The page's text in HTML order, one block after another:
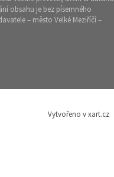
obsahu je bez písemného
– město Velké Meziříčí –
Vytvořeno v xart.cz